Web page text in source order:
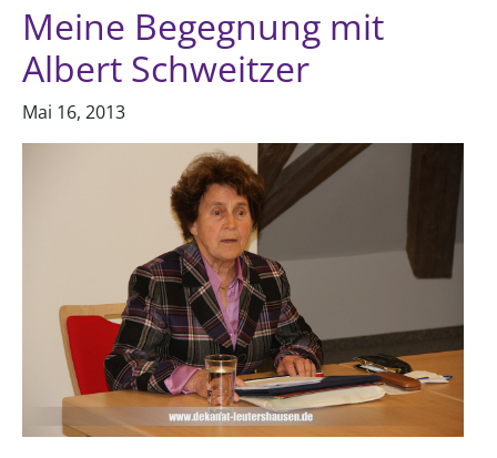
Meine Begegnung mit
Albert Schweitzer
Mai 16, 2013